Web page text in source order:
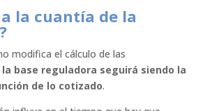
la cuantía de la
modifica el cálculo de las
la base reguladora seguirá siendo la
de lo cotizado.